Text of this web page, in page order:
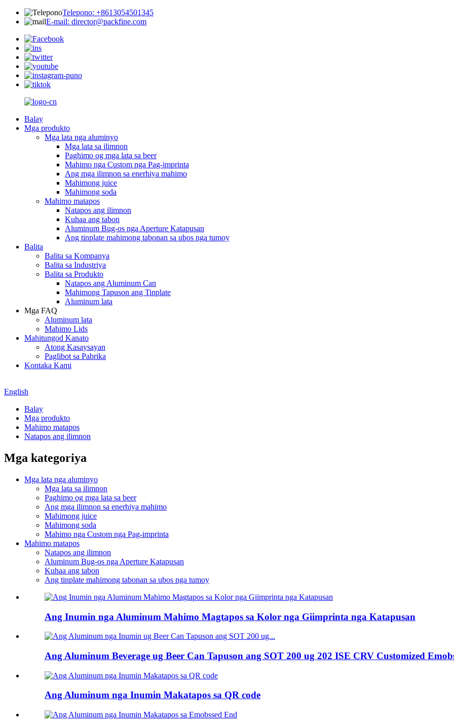
Telepono: +8613054501345
E-mail: director@packfine.com
Balay
Mga produkto
Mga lata nga aluminyo
Mga lata sa ilimnon
Paghimo og mga lata sa beer
Mahimo nga Custom nga Pag-imprinta
Ang mga ilimnon sa enerhiya mahimo
Mahimong juice
Mahimong soda
Mahimo matapos
Natapos ang ilimnon
Kuhaa ang tabon
Aluminum Bug-os nga Aperture Katapusan
Ang tinplate mahimong tabonan sa ubos nga tumoy
Balita
Balita sa Kompanya
Balita sa Industriya
Balita sa Produkto
Natapos ang Aluminum Can
Mahimong Tapuson ang Tinplate
Aluminum lata
Mga FAQ
Aluminum lata
Mahimo Lids
Mahitungod Kanato
Atong Kasaysayan
Paglibot sa Pabrika
Kontaka Kami
English
Balay
Mga produkto
Mahimo matapos
Natapos ang ilimnon
Mga kategoriya
Mga lata nga aluminyo
Mga lata sa ilimnon
Paghimo og mga lata sa beer
Ang mga ilimnon sa enerhiya mahimo
Mahimong juice
Mahimong soda
Mahimo nga Custom nga Pag-imprinta
Mahimo matapos
Natapos ang ilimnon
Aluminum Bug-os nga Aperture Katapusan
Kuhaa ang tabon
Ang tinplate mahimong tabonan sa ubos nga tumoy
Ang Inumin nga Aluminum Mahimo Magtapos sa Kolor nga Giimprinta nga Katapusan
Ang Aluminum Beverage ug Beer Can Tapuson ang SOT 200 ug 202 ISE CRV Customized
Ang Aluminum nga Inumin Makatapos sa QR code